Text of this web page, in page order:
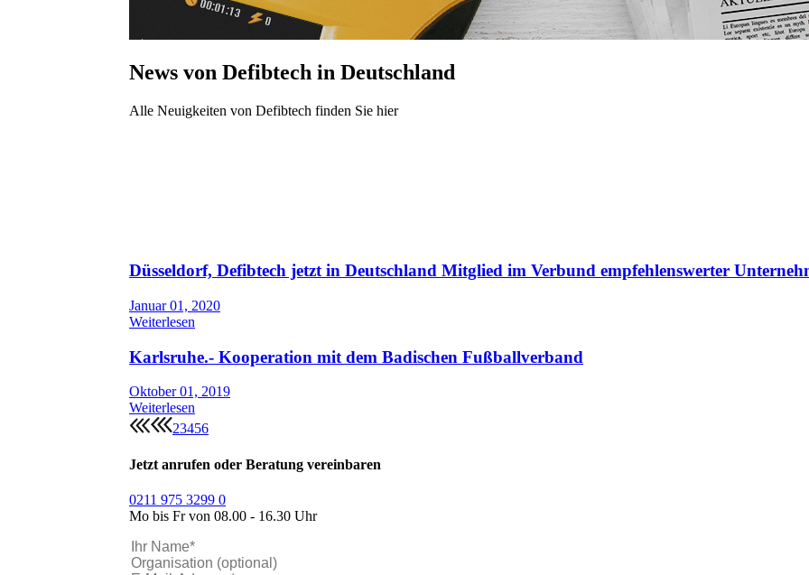
News von Defibtech in Deutschland
Alle Neuigkeiten von Defibtech finden Sie hier
Düsseldorf, Defibtech jetzt in Deutschland Mitglied im Verbund empfehlenswerter
Januar 01, 2020
Weiterlesen
Karlsruhe.- Kooperation mit dem Badischen Fußballverband
Oktober 01, 2019
Weiterlesen
23456
Jetzt anrufen oder Beratung vereinbaren
0211 975 3299 0
Mo bis Fr von 08.00 - 16.30 Uhr